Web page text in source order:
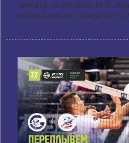
топката на линията (8:5),
последният ас за играта